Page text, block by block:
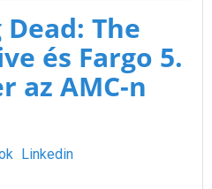
The
és Fargo 5.
az AMC-n
Linkedin